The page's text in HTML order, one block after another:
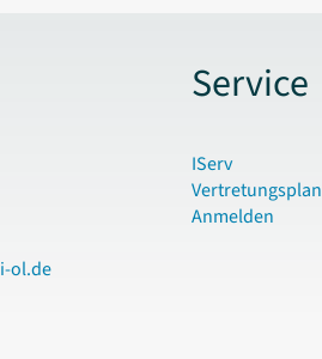
ol.de
Service
IServ
Vertretungsplan
Anmelden